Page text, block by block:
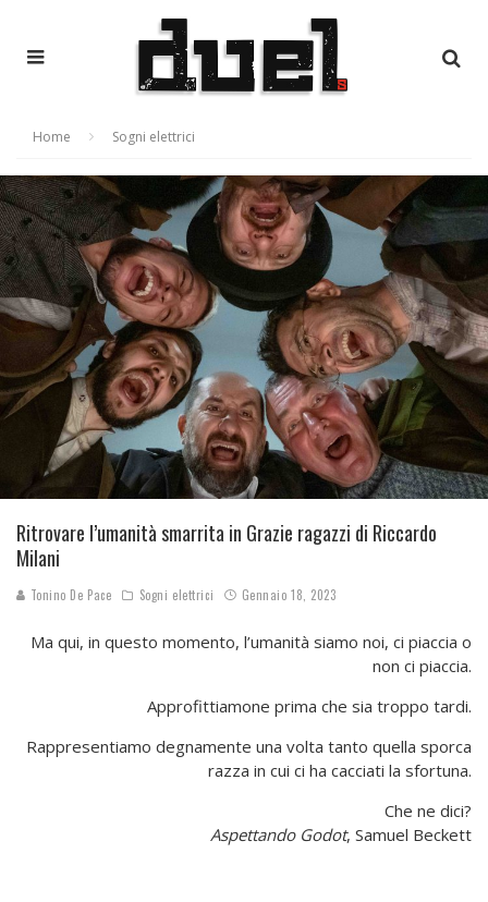
Home Sogni elettrici
Ritrovare l’umanità smarrita in Grazie ragazzi di Riccardo
Milani
Tonino De Pace Sogni elettrici Gennaio 18, 2023
Ma qui, in questo momento, l’umanità siamo noi, ci piaccia o
non ci piaccia.
Approfittiamone prima che sia troppo tardi.
Rappresentiamo degnamente una volta tanto quella sporca
razza in cui ci ha cacciati la sfortuna.
Che ne dici?
Aspettando Godot, Samuel Beckett